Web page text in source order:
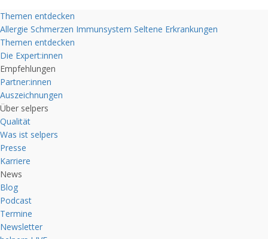
Themen entdecken
Allergie Schmerzen Immunsystem Seltene Erkrankungen
Themen entdecken
Die Expert:innen
Empfehlungen
Partner:innen
Auszeichnungen
Über selpers
Qualität
Was ist selpers
Presse
Karriere
News
Blog
Podcast
Termine
Newsletter